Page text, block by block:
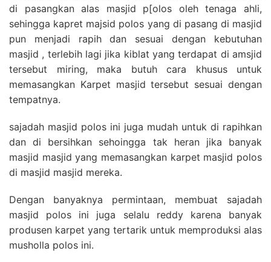
di pasangkan alas masjid p[olos oleh tenaga ahli,
sehingga kapret majsid polos yang di pasang di masjid
pun menjadi rapih dan sesuai dengan kebutuhan
masjid , terlebih lagi jika kiblat yang terdapat di amsjid
tersebut miring, maka butuh cara khusus untuk
memasangkan Karpet masjid tersebut sesuai dengan
tempatnya.
sajadah masjid polos ini juga mudah untuk di rapihkan
dan di bersihkan sehoingga tak heran jika banyak
masjid masjid yang memasangkan karpet masjid polos
di masjid masjid mereka.
Dengan banyaknya permintaan, membuat sajadah
masjid polos ini juga selalu reddy karena banyak
produsen karpet yang tertarik untuk memproduksi alas
musholla polos ini.